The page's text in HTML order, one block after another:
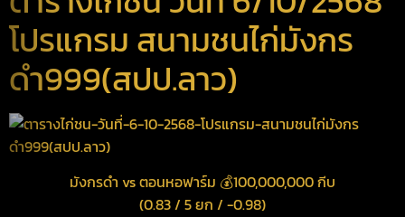
โปรแกรม สนามชนไก่มังกร
ดำ999(สปป.ลาว)
มังกรดำ vs ตอนหอฟาร์ม 💰100,000,000 กีบ
(0.83 / 5 ยก / -0.98)